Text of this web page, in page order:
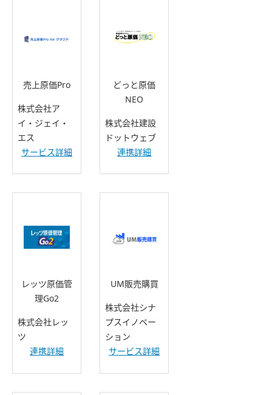
売上原価Pro
株式会社ア
イ・ジェイ・
エス
サービス詳細
どっと原価
NEO
株式会社建設
ドットウェブ
連携詳細
レッツ原価管
理Go2
株式会社レッ
ツ
連携詳細
UM販売購買
株式会社シナ
プスイノベー
ション
サービス詳細